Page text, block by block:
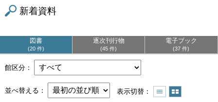
新着資料
図書
20 件
逐次刊行物
45 件
電子ブック
37 件
館区分
並べ替える 表示切替